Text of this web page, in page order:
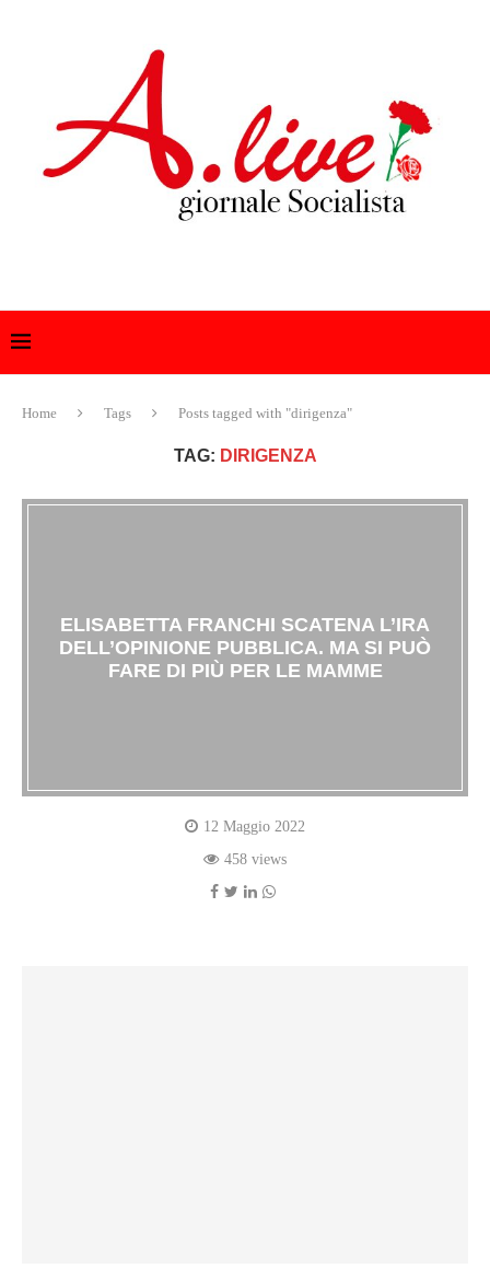
Home Tags Posts tagged with "dirigenza"
TAG: DIRIGENZA
ELISABETTA FRANCHI SCATENA L’IRA
DELL’OPINIONE PUBBLICA. MA SI PUÒ
FARE DI PIÙ PER LE MAMME
12 Maggio 2022
458 views